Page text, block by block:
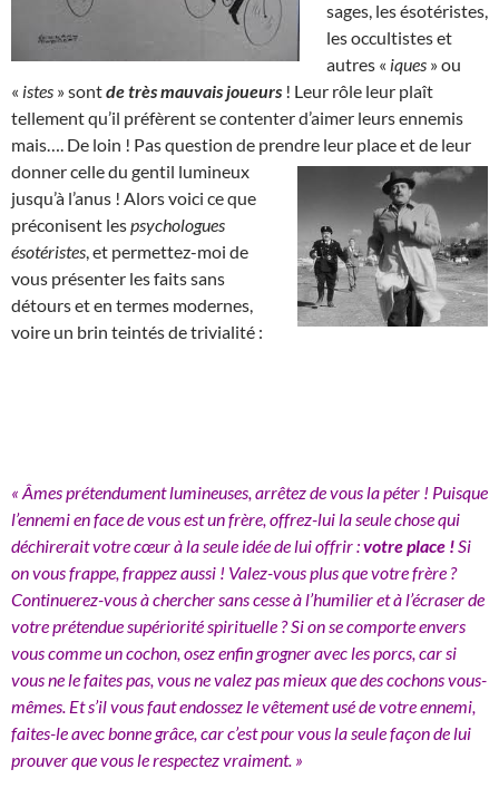
sages, les ésotéristes,
les occultistes et
autres « iques » ou
« istes » sontde très mauvais joueurs ! Leur rôle leur plaît
tellement qu’il préfèrent se contenter d’aimer leurs ennemis
mais…. De loin ! Pas question de prendre leur place et de leur
donner celle du gentil lumineux
jusqu’à l’anus ! Alors voici ce que
préconisent lespsychologues
ésotéristes , et permettez-moi de
vous présenter les faits sans
détours et en termes modernes,
voire un brin teintés de trivialité :
« Âmes prétendument lumineuses, arrêtez de vous la péter ! Puisque
l’ennemi en face de vous est un frère, offrez-lui la seule chose qui
déchirerait votre cœur à la seule idée de lui offrir :votre place ! Si
on vous frappe, frappez aussi ! Valez-vous plus que votre frère ?
Continuerez-vous à chercher sans cesse à l’humilier et à l’écraser de
votre prétendue supériorité spirituelle ? Si on se comporte envers
vous comme un cochon, osez enfin grogner avec les porcs, car si
vous ne le faites pas, vous ne valez pas mieux que des cochons vous-
mêmes. Et s’il vous faut endossez le vêtement usé de votre ennemi,
faites-le avec bonne grâce, car c’est pour vous la seule façon de lui
prouver que vous le respectez vraiment. »